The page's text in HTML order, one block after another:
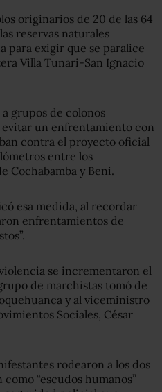
originarios de 20 de las 64
reservas naturales
para exigir que se paralice
Villa Tunari-San Ignacio
grupos de colonos
evitar un enfrentamiento con
contra el proyecto oficial
entre los
Cochabamba y Beni.
esa medida, al recordar
enfrentamientos de
se incrementaron el
de marchistas tomó de
y al viceministro
Sociales, César
rodearon a los dos
“escudos humanos”